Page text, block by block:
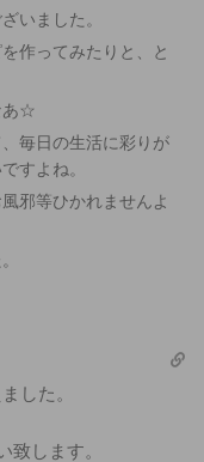
いました。
作ってみたりと、と
あ☆
毎日の生活に彩りが
すよね。
邪等ひかれませんよ
した。
致します。